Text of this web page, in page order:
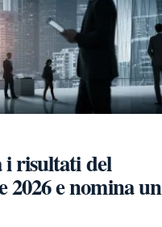
risultati del
e nomina un